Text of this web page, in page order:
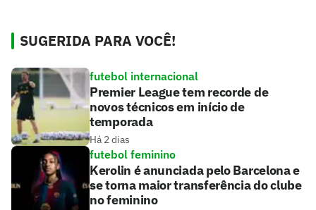
SUGERIDA PARA VOCÊ!
futebol internacional
Premier League tem recorde de
novos técnicos em início de
temporada
Há 2 dias
futebol feminino
Kerolin é anunciada pelo Barcelona e
se torna maior transferência do clube
no feminino